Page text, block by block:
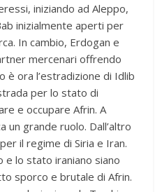
iniziando ad Aleppo,
inizialmente aperti per
In cambio, Erdogan e
mercenari offrendo
è ora l’estradizione di Idlib
per lo stato di
e occupare Afrin. A
un grande ruolo. Dall’altro
il regime di Siria e Iran.
e lo stato iraniano siano
sporco e brutale di Afrin.